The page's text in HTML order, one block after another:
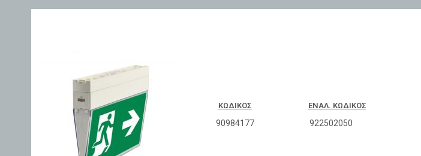
ΚΩΔΙΚΌΣ ΕΝΑΛ. ΚΩΔΙΚΌΣ
90984177 922502050